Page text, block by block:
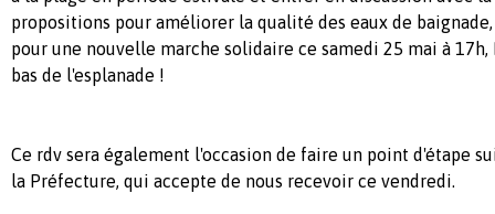
propositions pour améliorer la qualité des eaux de baignade,
pour une nouvelle marche solidaire ce samedi 25 mai à 17h,
bas de l'esplanade !
Ce rdv sera également l'occasion de faire un point d'étape
la Préfecture, qui accepte de nous recevoir ce vendredi.